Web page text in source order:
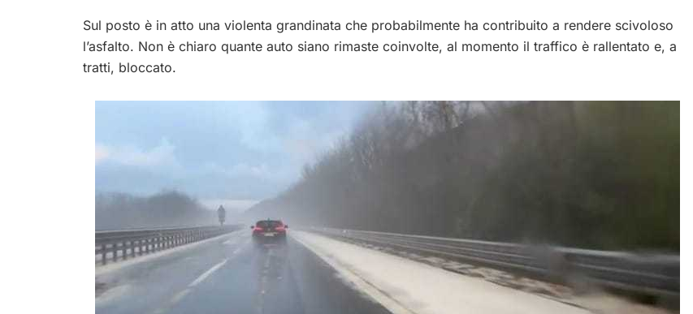
Sul posto è in atto una violenta grandinata che probabilmente ha contribuito a rendere scivoloso
l’asfalto. Non è chiaro quante auto siano rimaste coinvolte, al momento il traffico è rallentato e, a
tratti, bloccato.